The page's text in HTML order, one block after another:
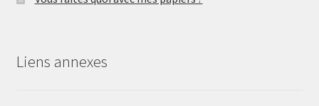
Liens annexes